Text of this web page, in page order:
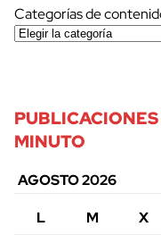
Categorías de
MINUTO
AGOSTO 2026
L
M X